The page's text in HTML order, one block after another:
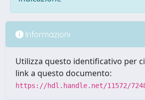
Informazioni
Utilizza questo identificativo per
link a questo documento:
https://hdl.handle.net/11572/